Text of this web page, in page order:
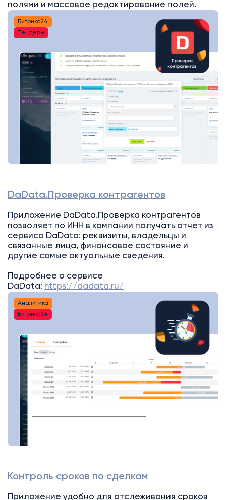
полями и массовое редактирование полей.
Битрикс24
Тендеры
DaData.Проверка контрагентов
Приложение DaData.Проверка контрагентов
позволяет по ИНН в компании получать отчет из
сервиса DaData: реквизиты, владельцы и
связанные лица, финансовое состояние и
другие самые актуальные сведения.
Подробнее о сервисе
DaData: https://dadata.ru/
Аналитика
Битрикс24
Контроль сроков по сделкам
Приложение удобно для отслеживания сроков